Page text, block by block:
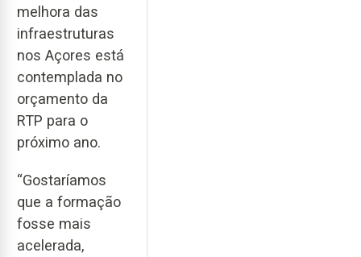
melhora das
infraestruturas
nos Açores está
contemplada no
orçamento da
RTP para o
próximo ano.
“Gostaríamos
que a formação
fosse mais
acelerada,